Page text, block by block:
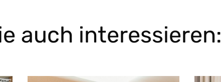
auch interessieren: